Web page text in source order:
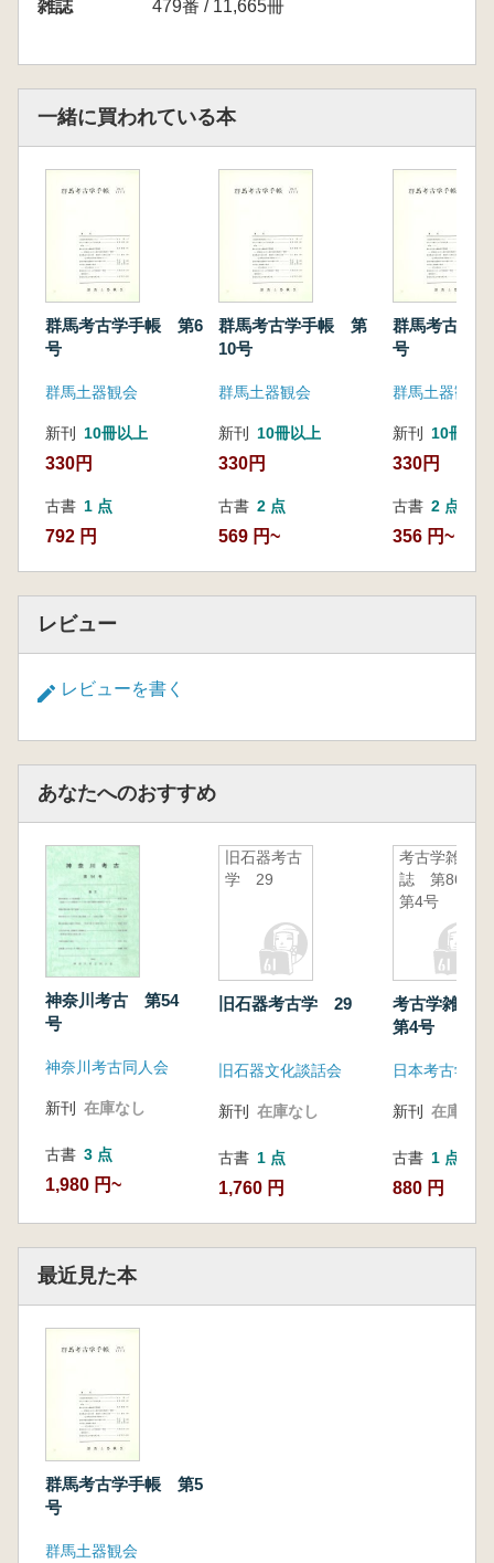
田辺芳昭 高崎市浜尻町出土の土製耳食価
尾見智志 長野県上田市上田原遺跡の鉄矛につ
いて
深澤敦仁 山口逸弘 市町村発掘調査報告書情
報
雑誌 479番 / 11,665冊
一緒に買われている本
群馬考古学手帳 第6
号
群馬土器観会
新刊 10冊以上
330円
古書 1 点
792 円
群馬考古学手帳 第
10号
群馬土器観会
新刊 10冊以上
330円
古書 2 点
569 円~
群馬考古学
号
群馬土器観会
新刊 10冊以上
330円
古書 2 点
356 円~
レビュー
レビューを書く
あなたへのおすすめ
神奈川考古 第54
号
神奈川考古同人会
新刊 在庫なし
古書 3 点
1,980 円~
旧石器考古
学 29
旧石器考古学 29
旧石器文化談話会
新刊 在庫なし
古書 1 点
1,760 円
考古学雑
誌 第86巻
第4号
考古学雑誌
第4号
日本考古学会
新刊 在庫なし
古書 1 点
880 円
最近見た本
群馬考古学手帳 第5
号
群馬土器観会